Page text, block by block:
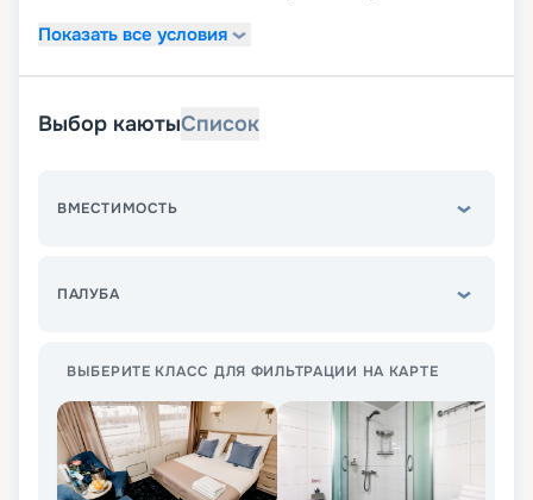
Показать все условия
Выбор каютыСписок
ВМЕСТИМОСТЬ
ПАЛУБА
ВЫБЕРИТЕ КЛАСС ДЛЯ ФИЛЬТРАЦИИ НА КАРТЕ